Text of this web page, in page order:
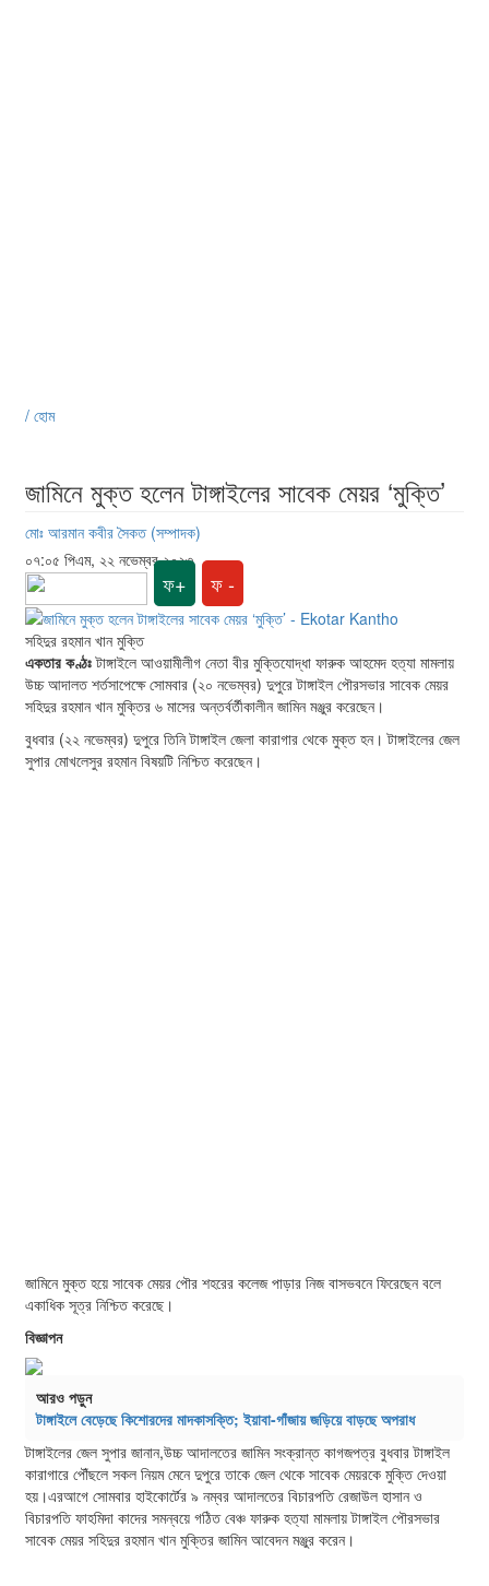
/ হোম
জামিনে মুক্ত হলেন টাঙ্গাইলের সাবেক মেয়র ‘মুক্তি’
মোঃ আরমান কবীর সৈকত (সম্পাদক)
০৭:০৫ পিএম, ২২ নভেম্বর ২০২৩
ফ+ ফ -
সহিদুর রহমান খান মুক্তি
একতার কণ্ঠঃটাঙ্গাইলে আওয়ামীলীগ নেতা বীর মুক্তিযোদ্ধা ফারুক আহমেদ হত্যা মামলায়
উচ্চ আদালত শর্তসাপেক্ষে সোমবার (২০ নভেম্বর) দুপুরে টাঙ্গাইল পৌরসভার সাবেক মেয়র
সহিদুর রহমান খান মুক্তির ৬ মাসের অন্তর্বর্তীকালীন জামিন মঞ্জুর করেছেন।
বুধবার (২২ নভেম্বর) দুপুরে তিনি টাঙ্গাইল জেলা কারাগার থেকে মুক্ত হন। টাঙ্গাইলের জেল
সুপার মোখলেসুর রহমান বিষয়টি নিশ্চিত করেছেন।
জামিনে মুক্ত হয়ে সাবেক মেয়র পৌর শহরের কলেজ পাড়ার নিজ বাসভবনে ফিরেছেন বলে
একাধিক সূত্র নিশ্চিত করেছে।
বিজ্ঞাপন
আরও পড়ুন
টাঙ্গাইলে বেড়েছে কিশোরদের মাদকাসক্তি; ইয়াবা-গাঁজায় জড়িয়ে বাড়ছে অপরাধ
টাঙ্গাইলের জেল সুপার জানান,উচ্চ আদালতের জামিন সংক্রান্ত কাগজপত্র বুধবার টাঙ্গাইল
কারাগারে পৌঁছলে সকল নিয়ম মেনে দুপুরে তাকে জেল থেকে সাবেক মেয়রকে মুক্তি দেওয়া
হয়।এরআগে সোমবার হাইকোর্টের ৯ নম্বর আদালতের বিচারপতি রেজাউল হাসান ও
বিচারপতি ফাহমিদা কাদের সমন্বয়ে গঠিত বেঞ্চ ফারুক হত্যা মামলায় টাঙ্গাইল পৌরসভার
সাবেক মেয়র সহিদুর রহমান খান মুক্তির জামিন আবেদন মঞ্জুর করেন।